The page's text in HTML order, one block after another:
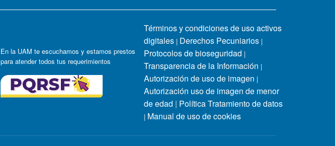
En la UAM te escuchamos y estamos prestos
para atender todos tus requerimientos
Términos y condiciones de uso activos
digitales | Derechos Pecuniarios |
Protocolos de bioseguridad |
Transparencia de la Información |
Autorización de uso de imagen |
Autorización uso de imagen de menor
de edad | Política Tratamiento de datos
| Manual de uso de cookies